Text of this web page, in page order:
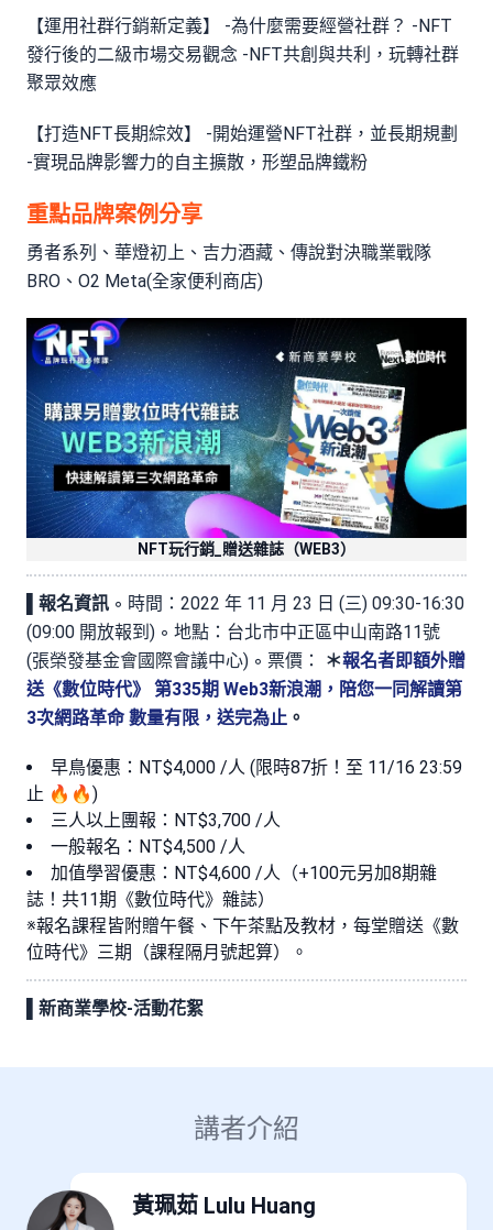
【運用社群行銷新定義】 -為什麼需要經營社群？ -NFT
發行後的二級市場交易觀念 -NFT共創與共利，玩轉社群
聚眾效應
【打造NFT長期綜效】 -開始運營NFT社群，並長期規劃
-實現品牌影響力的自主擴散，形塑品牌鐵粉
重點品牌案例分享
勇者系列、華燈初上、吉力酒藏、傳說對決職業戰隊
BRO、O2 Meta(全家便利商店)
NFT玩行銷_贈送雜誌（WEB3）
報名資訊 ◦ 時間：2022 年 11 月 23 日 (三) 09:30-16:30
(09:00 開放報到) ◦ 地點：台北市中正區中山南路11號
(張榮發基金會國際會議中心) ◦ 票價：
＊報名者即額外贈
送《數位時代》 第335期 Web3新浪潮，陪您一同解讀第
3次網路革命 數量有限，送完為止 。
早鳥優惠：NT$4,000 /人 (限時87折！至 11/16 23:59
止 🔥🔥)
三人以上團報：NT$3,700 /人
一般報名：NT$4,500 /人
加值學習優惠：NT$4,600 /人（+100元另加8期雜
誌！共11期《數位時代》雜誌）
※報名課程皆附贈午餐、下午茶點及教材，每堂贈送《數
位時代》三期（課程隔月號起算）。
新商業學校-活動花絮
講者介紹
黃珮茹 Lulu Huang